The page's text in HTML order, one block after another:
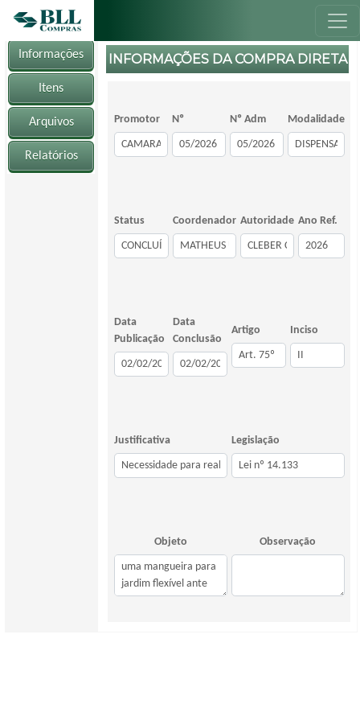
Informações
Itens
Arquivos
Relatórios
INFORMAÇÕES DA COMPRA DIRETA
Promotor Nº Nº Adm Modalidade
Status Coordenador Autoridade Ano Ref.
Data
Publicação
Data
Conclusão
Artigo Inciso
Justificativa Legislação
Objeto Observação